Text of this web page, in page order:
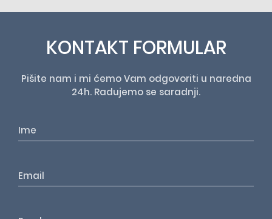
KONTAKT FORMULAR
Pišite nam i mi ćemo Vam odgovoriti u naredna
24h. Radujemo se saradnji.